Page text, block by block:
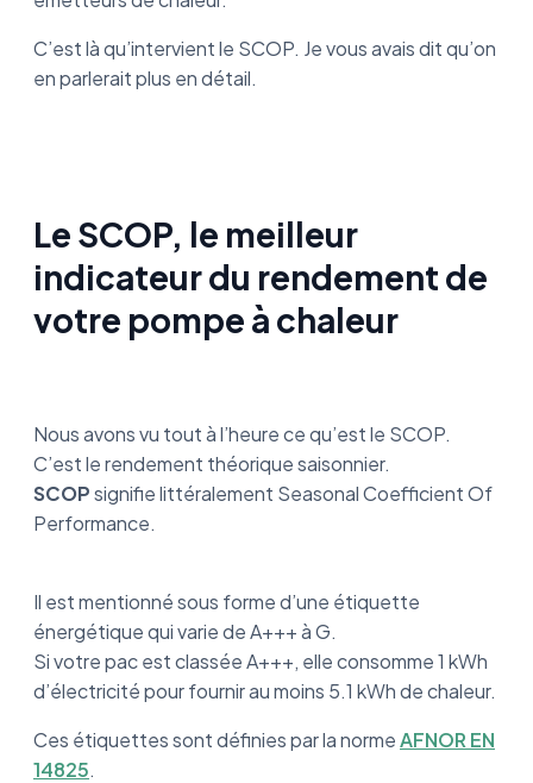
C’est là qu’intervient le SCOP. Je vous avais dit qu’on
en parlerait plus en détail.
Le SCOP, le meilleur
indicateur du rendement de
votre pompe à chaleur
Nous avons vu tout à l’heure ce qu’est le SCOP.
C’est le rendement théorique saisonnier.
SCOPsignifie littéralement Seasonal Coefficient Of
Performance.
Il est mentionné sous forme d’une étiquette
énergétique qui varie de A+++ à G.
Si votre pac est classée A+++, elle consomme 1 kWh
d’électricité pour fournir au moins 5.1 kWh de chaleur.
Ces étiquettes sont définies par la normeAFNOR EN
14825.